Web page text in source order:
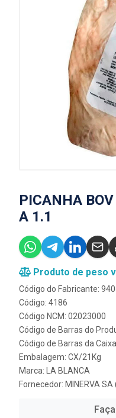
PICANHA
A 1.1
Produto de peso
Código do Fabricante:
Código: 4186
Código NCM: 02023000
Código de Barras do
Código de Barras da
Embalagem: CX/21Kg
Marca:
LA BLANCA
Fornecedor: MINERVA SA